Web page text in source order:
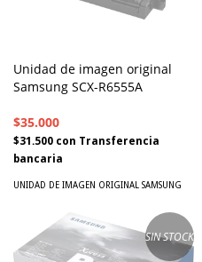
Unidad de imagen original
Samsung SCX-R6555A
$35.000
$31.500 con Transferencia
bancaria
UNIDAD DE IMAGEN ORIGINAL SAMSUNG
SIN STOCK